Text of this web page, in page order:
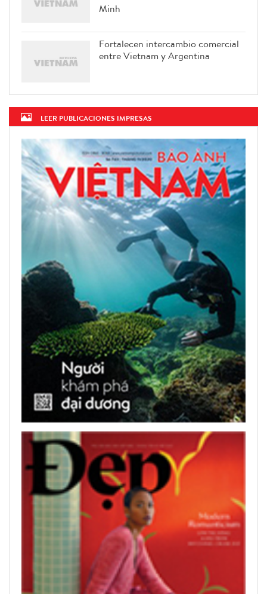
Minh
Fortalecen intercambio comercial
entre Vietnam y Argentina
LEER PUBLICACIONES IMPRESAS